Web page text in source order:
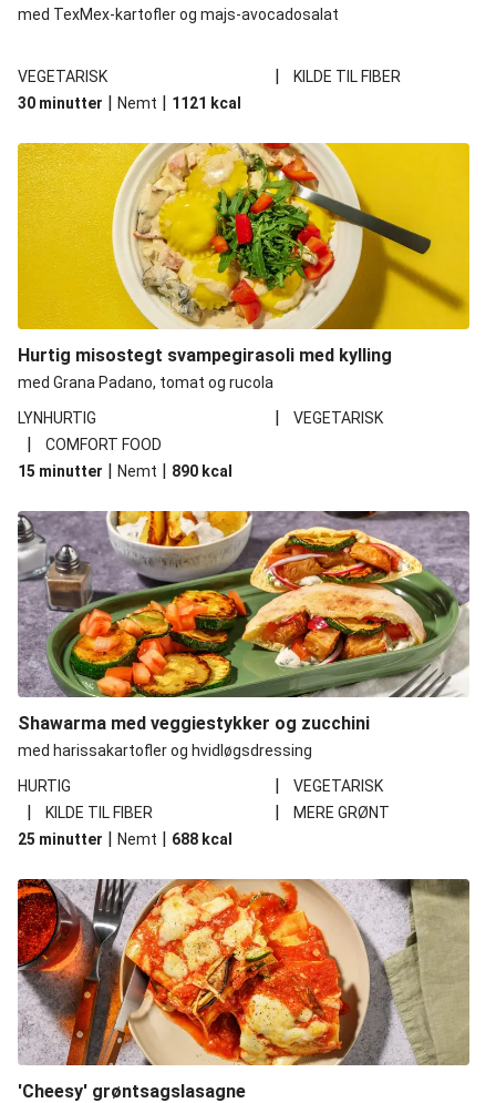
med TexMex-kartofler og majs-avocadosalat
VEGETARISK |
KILDE TIL FIBER
30 minutter | Nemt | 1121 kcal
Hurtig misostegt svampegirasoli med kylling
med Grana Padano, tomat og rucola
LYNHURTIG
| VEGETARISK
|
COMFORT FOOD
15 minutter | Nemt | 890 kcal
Shawarma med veggiestykker og zucchini
med harissakartofler og hvidløgsdressing
HURTIG
| VEGETARISK
| KILDE TIL FIBER |
MERE GRØNT
25 minutter | Nemt | 688 kcal
'Cheesy' grøntsagslasagne